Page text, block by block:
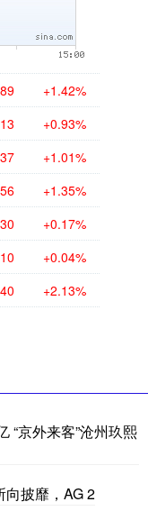
+1.42%
+0.93%
+1.01%
+1.35%
+0.17%
+0.04%
+2.13%
“京外来客”沧州玖熙
向披靡，AG 2